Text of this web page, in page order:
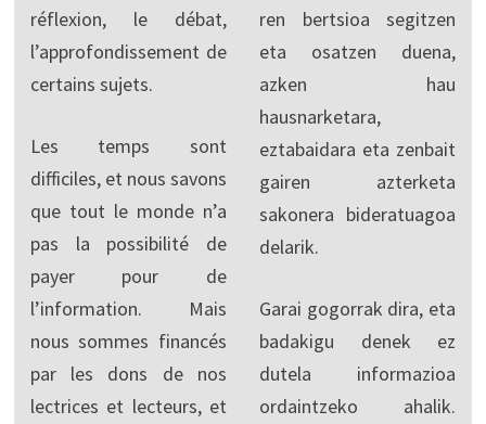
réflexion, le débat,
l’approfondissement de
certains sujets.
Les temps sont
difficiles, et nous savons
que tout le monde n’a
pas la possibilité de
payer pour de
l’information. Mais
nous sommes financés
par les dons de nos
lectrices et lecteurs, et
ren bertsioa segitzen
eta osatzen duena,
azken hau
hausnarketara,
eztabaidara eta zenbait
gairen azterketa
sakonera bideratuagoa
delarik.
Garai gogorrak dira, eta
badakigu denek ez
dutela informazioa
ordaintzeko ahalik.